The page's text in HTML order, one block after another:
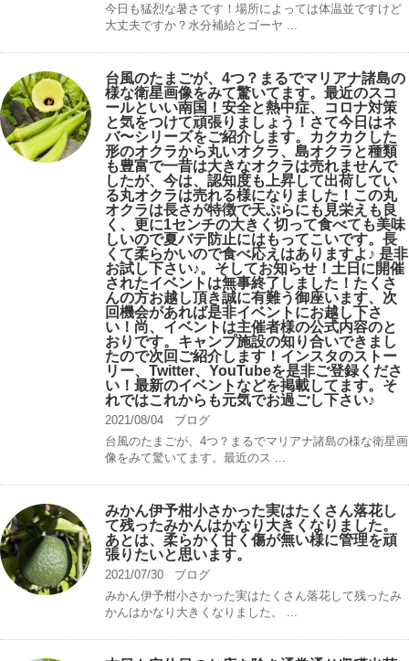
今日も猛烈な暑さです！場所によっては体温並ですけど
大丈夫ですか？水分補給とゴーヤ ...
台風のたまごが、4つ？まるでマリアナ諸島の
様な衛星画像をみて驚いてます。最近のスコ
ールといい南国！安全と熱中症、コロナ対策
と気をつけて頑張りましょう！さて今日はネ
バ〜シリーズをご紹介します。カクカクした
形のオクラから丸いオクラ、島オクラと種類
も豊富で一昔は大きなオクラは売れませんで
したが、今は、認知度も上昇して出荷してい
る丸オクラは売れる様になりました！この丸
オクラは長さが特徴で天ぷらにも見栄えも良
く、更に1センチの大きく切って食べても美味
しいので夏バテ防止にはもってこいです。長
くて柔らかいので食べ応えはありますよ♪ 是非
お試し下さい♪。そしてお知らせ！土日に開催
されたイベントは無事終了しました！たくさ
んの方お越し頂き誠に有難う御座います、次
回機会があれば是非イベントにお越し下さ
い！尚、イベントは主催者様の公式内容のと
おりです。キャンプ️施設の知り合いできまし
たので次回ご紹介します！インスタのストー
リー、Twitter、YouTubeを是非ご登録くださ
い！最新のイベントなどを掲載してます。そ
れではこれからも元気でお過ごし下さい♪
2021/08/04
ブログ
台風のたまごが、4つ？まるでマリアナ諸島の様な衛星画
像をみて驚いてます。最近のス ...
みかん伊予柑小さかった実はたくさん落花し
て残ったみかんはかなり大きくなりました。
あとは、柔らかく甘く傷が無い様に管理を頑
張りたいと思います。
2021/07/30
ブログ
みかん伊予柑小さかった実はたくさん落花して残ったみ
かんはかなり大きくなりました。 ...